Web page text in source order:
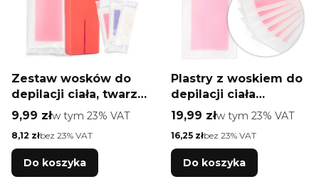
Zestaw wosków do
depilacji ciała, twarzy
i bikini Xanitalia Nr 1
Cena brutto
9,99 złw tym %s VAT
w tym 23% VAT
Cena netto
8,12 złbez 23% VAT
Do koszyka
Plastry z woskiem do
depilacji ciała
Xanitalia 60 szt
Cena brutto
19,99 złw tym %s VAT
w tym 23% VAT
Cena netto
16,25 złbez 23% VAT
Do koszyka